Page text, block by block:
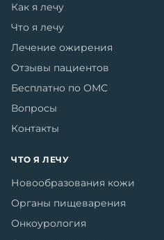
Как я лечу
Что я лечу
Лечение ожирения
Отзывы пациентов
Бесплатно по ОМС
Вопросы
Контакты
ЧТО Я ЛЕЧУ
Новообразования кожи
Органы пищеварения
Онкоурология